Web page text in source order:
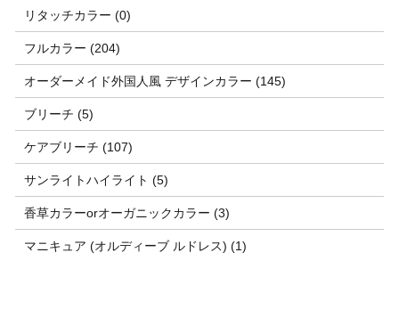
リタッチカラー (0)
フルカラー (204)
オーダーメイド外国人風 デザインカラー (145)
ブリーチ (5)
ケアブリーチ (107)
サンライトハイライト (5)
香草カラーorオーガニックカラー (3)
マニキュア (オルディーブ ルドレス) (1)